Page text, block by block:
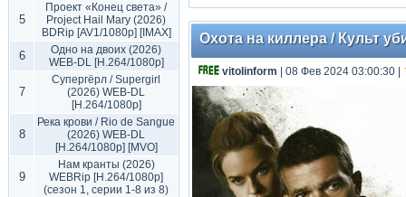
5
Проект «Конец света» /
Project Hail Mary (2026)
BDRip [AV1/1080p] [IMAX]
6
Одно на двоих (2026)
WEB-DL [H.264/1080p]
7
Супергёрл / Supergirl
(2026) WEB-DL
[H.264/1080p]
8
Река крови / Rio de Sangue
(2026) WEB-DL
[H.264/1080p] [MVO]
9
Нам кранты (2026)
WEBRip [H.264/1080p]
(сезон 1, серии 1-8 из 8)
Охота на киллера / Культ
vitolinform | 08 Фев 2024 03:00:30